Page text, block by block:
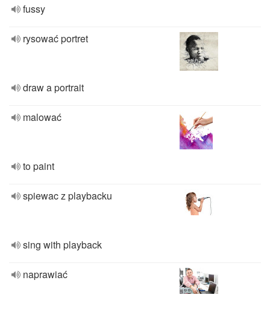
fussy
rysować portret
draw a portrait
malować
to paint
spiewac z playbacku
sing with playback
naprawiać